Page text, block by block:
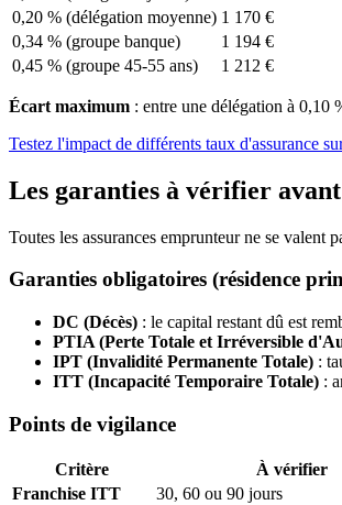
0,20 % (délégation moyenne) 1 170 €
0,34 % (groupe banque)
1 194 €
0,45 % (groupe 45-55 ans)
1 212 €
Écart maximum : entre une délégation à 0,10
Testez l'impact de différents taux d'assurance
Les garanties à vérifier
Toutes les assurances emprunteur ne se valent
Garanties obligatoires (résidence
DC (Décès) : le capital restant dû est
PTIA (Perte Totale et Irréversible
IPT (Invalidité Permanente Totale) :
ITT (Incapacité Temporaire Totale) :
Points de vigilance
Critère À vérifier
Franchise ITT
30, 60 ou 90 jours